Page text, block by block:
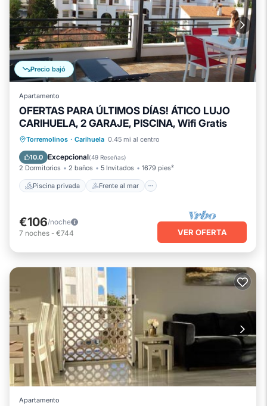
Precio bajó
Apartamento
OFERTAS PARA ÚLTIMOS DÍAS! ÁTICO LUJO
CARIHUELA, 2 GARAJE, PISCINA, Wifi Gratis
Torremolinos · Carihuela 0.45 mi al centro
10.0 Excepcional(49 Reseñas)
2 Dormitorios 2 baños 5 Invitados 1679 pies²
Piscina privada Frente al mar
Piscina privada
Frente al mar
Chimenea/Calefacción
€106/noche
7 noches - €744 VER OFERTA
Apartamento